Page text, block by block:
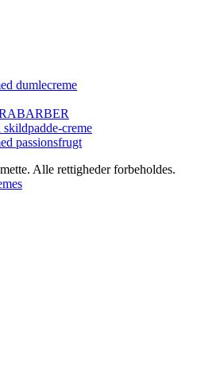
dumlecreme
skildpadde-creme
passionsfrugt
Alle rettigheder forbeholdes.